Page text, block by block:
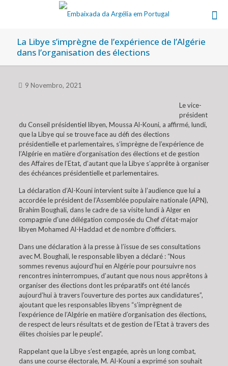
La Libye s’imprègne de l’expérience de l’Algérie
dans l’organisation des élections
9 Novembro, 2021
Le vice-
président
du Conseil présidentiel libyen, Moussa Al-Kouni, a affirmé, lundi,
que la Libye qui se trouve face au défi des élections
présidentielle et parlementaires, s’imprègne de l’expérience de
l’Algérie en matière d’organisation des élections et de gestion
des Affaires de l’Etat, d’autant que la Libye s’apprête à organiser
des échéances présidentielle et parlementaires.
La déclaration d’Al-Kouni intervient suite à l’audience que lui a
accordée le président de l’Assemblée populaire nationale (APN),
Brahim Boughali, dans le cadre de sa visite lundi à Alger en
compagnie d’une délégation composée du Chef d’état-major
libyen Mohamed Al-Haddad et de nombre d’officiers.
Dans une déclaration à la presse à l’issue de ses consultations
avec M. Boughali, le responsable libyen a déclaré : “Nous
sommes revenus aujourd’hui en Algérie pour poursuivre nos
rencontres ininterrompues, d’autant que nous nous apprêtons à
organiser des élections dont les préparatifs ont été lancés
aujourd’hui à travers l’ouverture des portes aux candidatures”,
ajoutant que les responsables libyens “s’imprègnent de
l’expérience de l’Algérie en matière d’organisation des élections,
de respect de leurs résultats et de gestion de l’Etat à travers des
élites choisies par le peuple”.
Rappelant que la Libye s’est engagée, après un long combat,
dans une course électorale, M. Al-Kouni a exprimé son souhait